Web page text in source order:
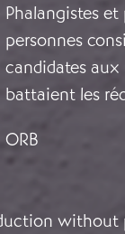
Phalangistes
personnes
candidates aux
battaient les
ORB